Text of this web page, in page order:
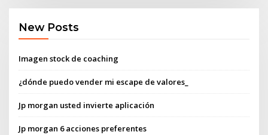
New Posts
Imagen stock de coaching
¿dónde puedo vender mi escape de valores_
Jp morgan usted invierte aplicación
Jp morgan 6 acciones preferentes